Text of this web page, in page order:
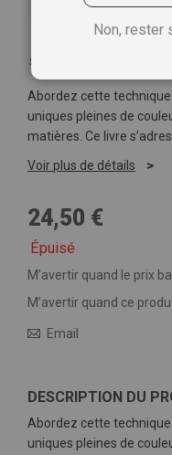
Soyez le premier à
Abordez cette
uniques pleines de
matières. Ce livre
Voir plus de détails
24,50 €
Épuisé
M’avertir quand le prix
M’avertir quand ce
Email
DESCRIPTION DU
Abordez cette
uniques pleines de
Non, rester